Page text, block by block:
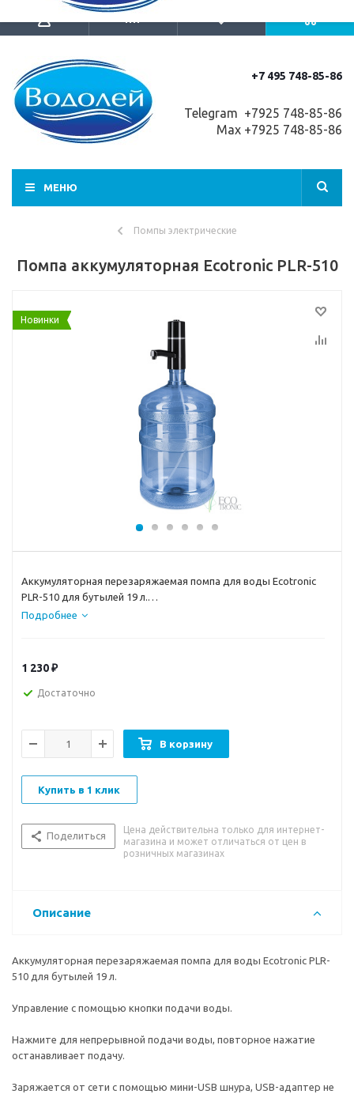
+7 495 748-85-86
Telegram +7925 748-85-86
Max +7925 748-85-86
МЕНЮ
Помпы электрические
Помпа аккумуляторная Ecotronic PLR-510
Новинки
Аккумуляторная перезаряжаемая помпа для воды Ecotronic
PLR-510 для бутылей 19 л.
Подробнее
1 230₽
Достаточно
В корзину
Купить в 1 клик
Поделиться
Цена действительна только для интернет-
магазина и может отличаться от цен в
розничных магазинах
Описание
Аккумуляторная перезаряжаемая помпа для воды Ecotronic PLR-
510 для бутылей 19 л.
Управление с помощью кнопки подачи воды.
Нажмите для непрерывной подачи воды, повторное нажатие
останавливает подачу.
Заряжается от сети с помощью мини-USB шнура, USB-адаптер не